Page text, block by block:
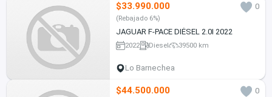
$33.990.000 0
(Rebajado 6%)
JAGUAR F-PACE DIÉSEL 2.0I 2022
2022 Diesel 39500 km
Lo Barnechea
$44.500.000
0